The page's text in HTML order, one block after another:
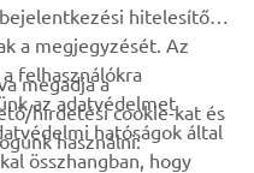
hitelesítő
a megjegyzését. Az
felhasználókra
az adatvédelmet
hatóságok által
összhangban, hogy
megadja a
hirdetési cookie-kat és
használni: